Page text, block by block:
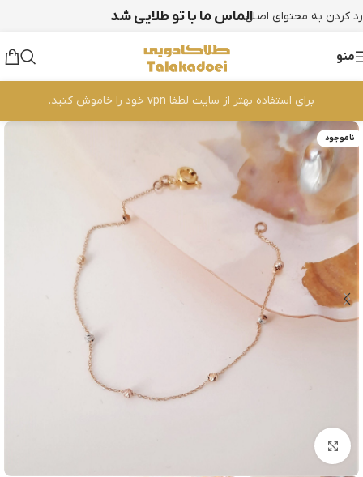
رد کردن به محتوای اصلیالماس ما با تو طلایی شد
منو
برای استفاده بهتر از سایت لطفا vpn خود را خاموش کنید.
ناموجود
بزرگنمایی تصویر